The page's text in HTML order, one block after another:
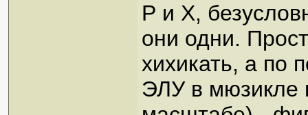
Р и Х,
они одни.
хихикать, а по
ЭЛУ в мюзикле